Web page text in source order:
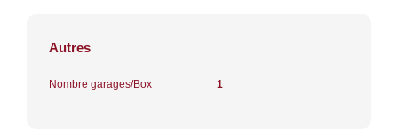
Autres
Nombre garages/Box 1